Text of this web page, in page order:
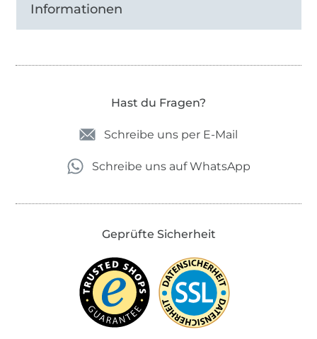
Informationen
Hast du Fragen?
Schreibe uns per E-Mail
Schreibe uns auf WhatsApp
Geprüfte Sicherheit